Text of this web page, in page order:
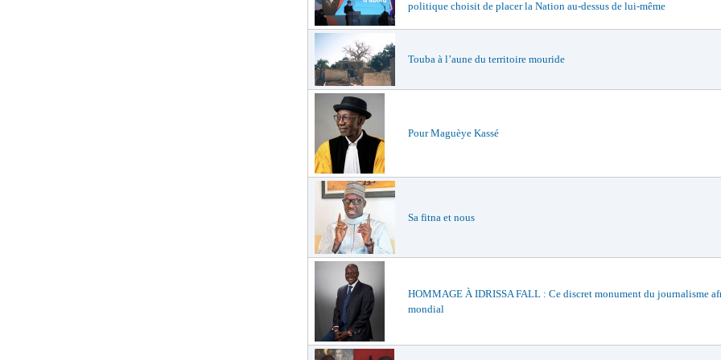
politique choisit de placer la Nation au-dessus de lui-même
Touba à l’aune du territoire mouride
Pour Maguèye Kassé
Sa fitna et nous
HOMMAGE À IDRISSA FALL : Ce discret monument du journalisme
mondial